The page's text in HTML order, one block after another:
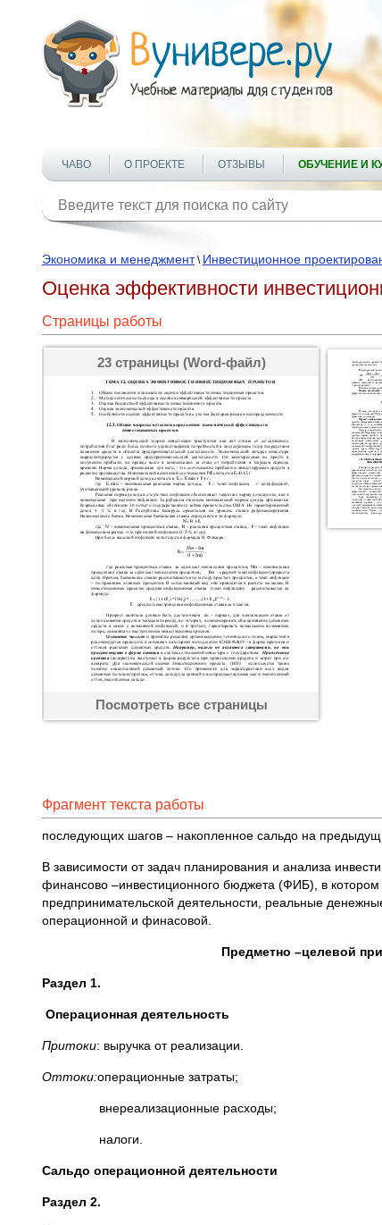
ЧАВО О ПРОЕКТЕ ОТЗЫВЫ ОБУЧЕНИЕ И
Экономика и менеджмент\ Инвестиционное
Оценка эффективности
Страницы работы
23 страницы (Word-файл)
Посмотреть все страницы
Фрагмент текста работы
последующих шагов – накопленное сальдо на
В зависимости от задач планирования и анализа
финансово –инвестиционного бюджета (ФИБ), в
предпринимательской деятельности, реальные
операционной и финасовой.
Предметно –целевой
Раздел 1.
Операционная деятельность
Притоки: выручка от реализации.
Оттоки:операционные затраты;
внереализационные расходы;
налоги.
Сальдо операционной деятельности
Раздел 2.